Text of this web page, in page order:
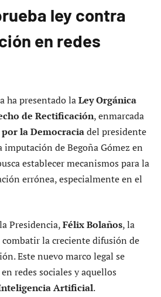
ley contra
en redes
ha presentado laLey Orgánica
de Rectificación, enmarcada
la Democraciadel presidente
imputación de Begoña Gómez en
establecer mecanismos para la
errónea, especialmente en el
Presidencia,Félix Bolaños, la
la creciente difusión de
Este nuevo marco legal se
redes sociales y aquellos
Artificial.